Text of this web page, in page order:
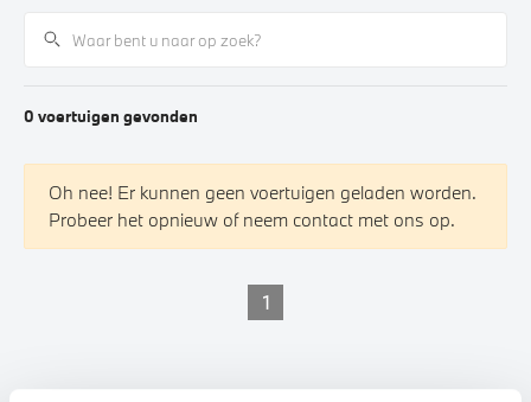
0 voertuigen gevonden
Oh nee! Er kunnen geen voertuigen geladen worden.
Probeer het opnieuw of neem contact met ons op.
1